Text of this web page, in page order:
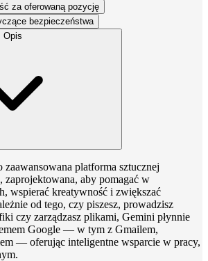
za oferowaną pozycję
bezpieczeństwa
Opis
platforma sztucznej
aby pomagać w
wspierać kreatywność i zwiększać
od tego, czy piszesz, prowadzisz
czy zarządzasz plikami, Gemini płynnie
Google — w tym z Gmailem,
— oferując inteligentne wsparcie w pracy,